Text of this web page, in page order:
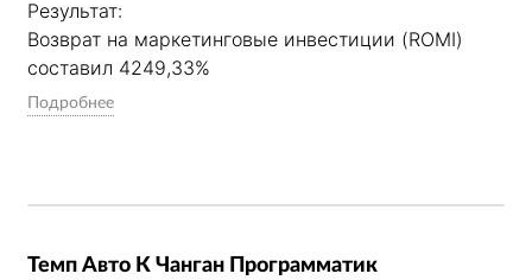
Результат:
Возврат на маркетинговые инвестиции (ROMI)
составил 4249,33%
Доля рекламных расходов (ДРР) — 2,3%
Конверсия — 0,027%
секунд
Баннеры:
Подробнее
Темп Авто К Чанган Программатик